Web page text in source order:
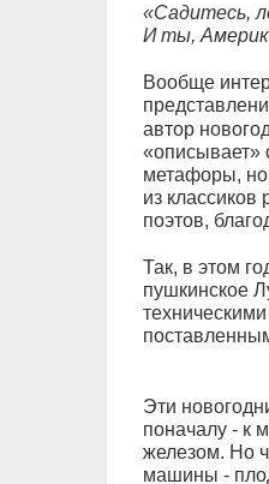
«Садитесь,
И ты,
Вообще
автор
«описывает»
метафоры,
из классиков
поэтов,
Так, в этом
пушкинское
Эти
поначалу - к
железом. Но
машины -